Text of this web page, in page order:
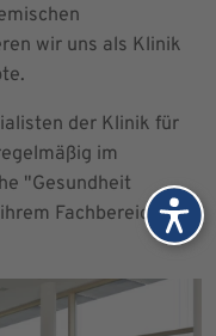
wir uns als Klinik
der Klinik für
im
"Gesundheit
Fachbereich